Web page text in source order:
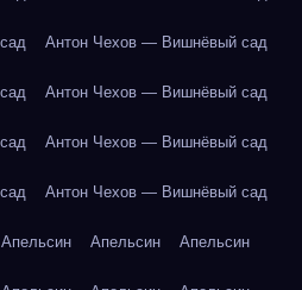
Антон Чехов — Вишнёвый сад
Антон Чехов — Вишнёвый сад
Антон Чехов — Вишнёвый сад
Антон Чехов — Вишнёвый сад
Апельсин Апельсин Апельсин